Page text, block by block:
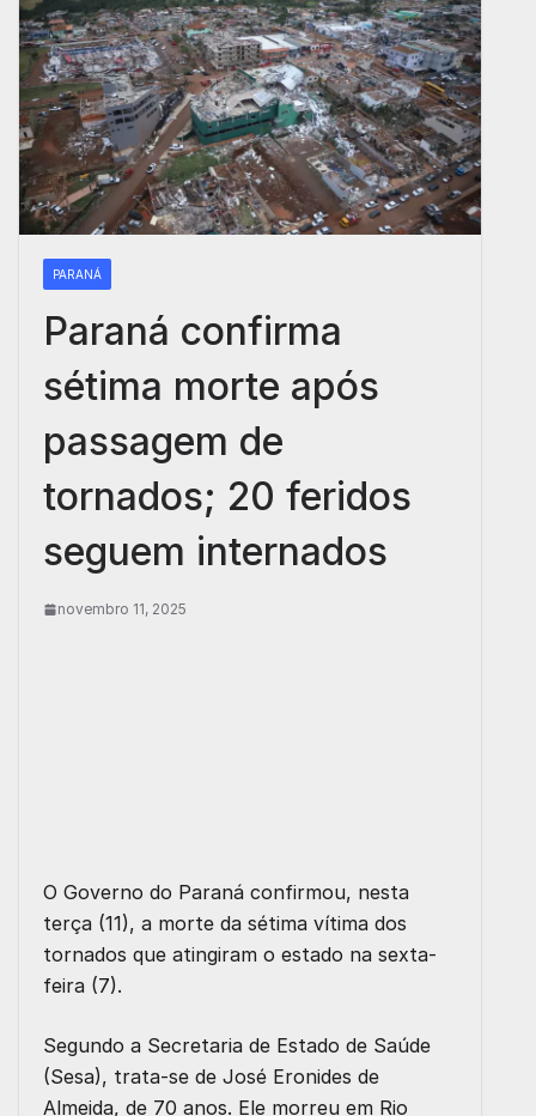
PARANÁ
Paraná confirma
sétima morte após
passagem de
tornados; 20 feridos
seguem internados
novembro 11, 2025
O Governo do Paraná confirmou, nesta
terça (11), a morte da sétima vítima dos
tornados que atingiram o estado na sexta-
feira (7).
Segundo a Secretaria de Estado de Saúde
(Sesa), trata-se de José Eronides de
Almeida, de 70 anos. Ele morreu em Rio